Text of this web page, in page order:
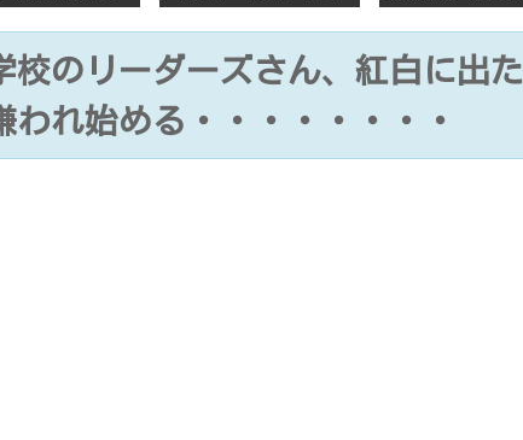
校のリーダーズさん、紅白に出た
われ始める・・・・・・・・